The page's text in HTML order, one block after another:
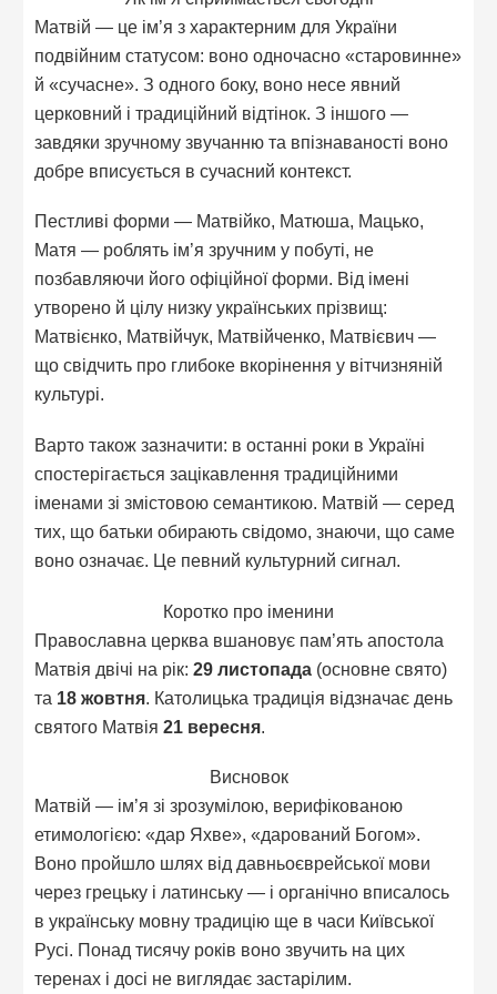
Матвій — це ім’я з характерним для України
подвійним статусом: воно одночасно «старовинне»
й «сучасне». З одного боку, воно несе явний
церковний і традиційний відтінок. З іншого —
завдяки зручному звучанню та впізнаваності воно
добре вписується в сучасний контекст.
Пестливі форми — Матвійко, Матюша, Мацько,
Матя — роблять ім’я зручним у побуті, не
позбавляючи його офіційної форми. Від імені
утворено й цілу низку українських прізвищ:
Матвієнко, Матвійчук, Матвійченко, Матвієвич —
що свідчить про глибоке вкорінення у вітчизняній
культурі.
Варто також зазначити: в останні роки в Україні
спостерігається зацікавлення традиційними
іменами зі змістовою семантикою. Матвій — серед
тих, що батьки обирають свідомо, знаючи, що саме
воно означає. Це певний культурний сигнал.
Коротко про іменини
Православна церква вшановує пам’ять апостола
Матвія двічі на рік:29 листопада (основне свято)
та 18 жовтня . Католицька традиція відзначає день
святого Матвія21 вересня
Висновок
Матвій — ім’я зі зрозумілою, верифікованою
етимологією: «дар Яхве», «дарований Богом».
Воно пройшло шлях від давньоєврейської мови
через грецьку і латинську — і органічно вписалось
в українську мовну традицію ще в часи Київської
Русі. Понад тисячу років воно звучить на цих
теренах і досі не виглядає застарілим.